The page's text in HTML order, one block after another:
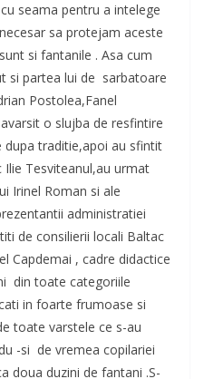
seama pentru a intelege
sa protejam aceste
si fantanile . Asa cum
partea lui de sarbatoare
Postolea,Fanel
o slujba de resfintire
dupa traditie,apoi au sfintit
Tesviteanul,au urmat
Irinel Roman si ale
administratiei
de consilierii locali Baltac
Capdemai , cadre didactice
din toate categoriile
in foarte frumoase si
toate varstele ce s-au
-si de vremea copilariei
doua duzini de fantani .S-